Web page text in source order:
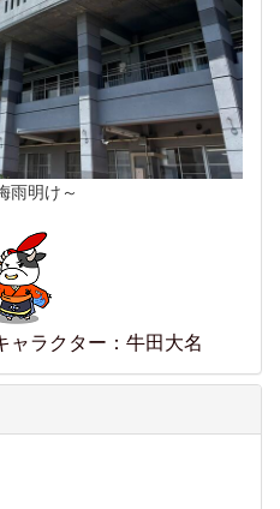
雨明け～
ャラクター：牛田大名